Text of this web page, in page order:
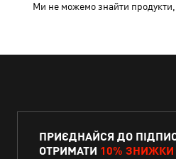
Ми не можемо знайти
ПРИЄДНАЙСЯ ДО
ОТРИМАТИ 10% ЗНИЖКИ